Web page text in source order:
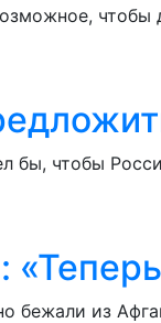
бы, чтобы
бежали из